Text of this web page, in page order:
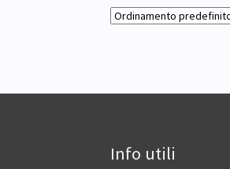
Info utili